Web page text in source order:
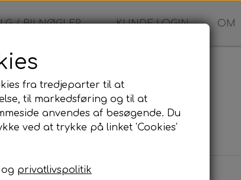
/ BILNØGLER KUNDE LOGIN OM
fra tredjeparter til at
til markedsføring og til at
anvendes af besøgende. Du
ved at trykke på linket 'Cookies'
og privatlivspolitik